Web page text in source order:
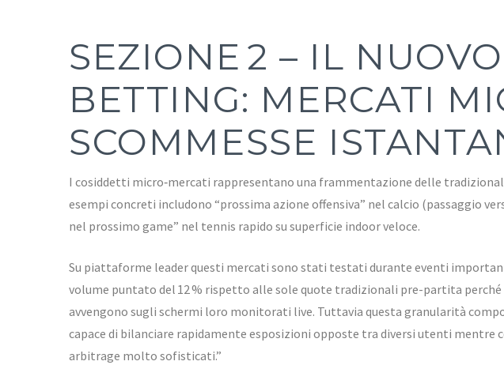
SEZIONE 2 – IL
BETTING: MERCATI
SCOMMESSE
I cosiddetti micro‑mercati rappresentano una frammentazione delle
esempi concreti includono “prossima azione offensiva” nel calcio (passaggio
nel prossimo game” nel tennis rapido su superficie indoor veloce.
Su piattaforme leader questi mercati sono stati testati durante eventi
volume puntato del 12 % rispetto alle sole quote tradizionali pre-partita
avvengono sugli schermi loro monitorati live​. Tuttavia questa granularità
capace di bilanciare rapidamente esposizioni opposte tra diversi utenti
arbitrage molto sofisticati.”